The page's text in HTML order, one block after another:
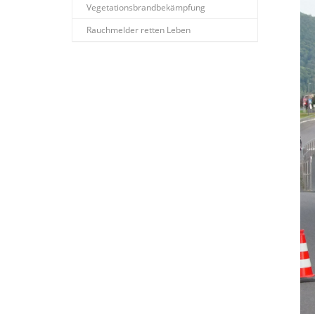
Vegetationsbrandbekämpfung
Rauchmelder retten Leben